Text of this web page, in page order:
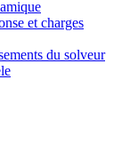
et charges
du solveur